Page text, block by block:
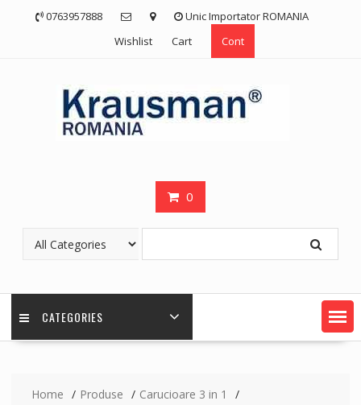
0763957888
Unic Importator ROMANIA
Wishlist
Cart Cont
0
CATEGORIES
Home Produse
Carucioare 3 in 1